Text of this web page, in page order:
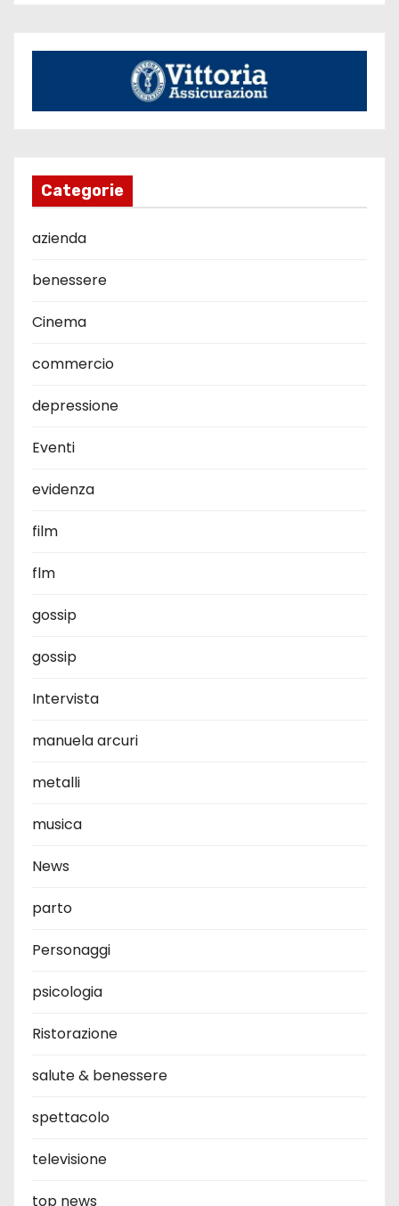
Categorie
azienda
benessere
Cinema
commercio
depressione
Eventi
evidenza
film
flm
gossip
gossip
Intervista
manuela arcuri
metalli
musica
News
parto
Personaggi
psicologia
Ristorazione
salute & benessere
spettacolo
televisione
top news